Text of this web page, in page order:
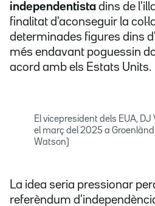
independentista dins de
finalitat d'aconseguir la
determinades figures dins
més endavant poguessin
acord amb els Estats Units.
El vicepresident dels EUA,
el març del 2025 a
Watson)
La idea seria pressionar
referèndum